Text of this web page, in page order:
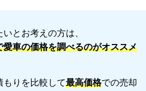
とお考えの方は、
愛車の価格を調べるのがオススメ
りを比較して最高価格での売却